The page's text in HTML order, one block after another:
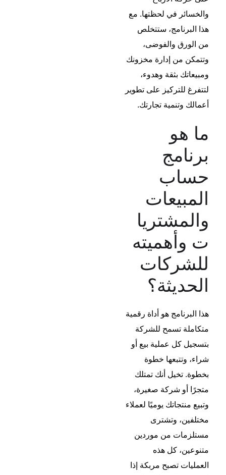
والخسائر في لحظتها. مع
هذا البرنامج، ستتخلص
من الورق والفوضى،
وتتمكن من إدارة مخزونك
ومبيعاتك بثقة وهدوء،
لتتفرغ للتركيز على تطوير
أعمالك وتنمية تجارتك.
ما هو
برنامج
حساب
المبيعات
والمشتريا
ت وأهميته
للشركات
الحديثة؟​
هذا البرنامج هو أداة رقمية
متكاملة تسمح للشركة
بتسجيل كل عملية بيع أو
شراء، وتتبعها خطوة
بخطوة. تخيل أنك تمتلك
متجرًا أو شركة صغيرة،
وتبيع منتجاتك يوميًا لعملاء
مختلفين، وتشترى
مستلزمات من موردين
متنوعين، كل هذه
العمليات تصبح مربكة إذا